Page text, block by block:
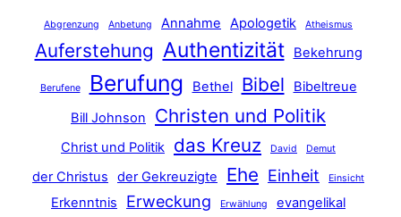
Abgrenzung Anbetung Annahme Apologetik Atheismus
Auferstehung Authentizität Bekehrung
Berufene Berufung Bethel Bibel
Bibeltreue
Bill Johnson
Christen und Politik
Christ und Politik das Kreuz David Demut
der Christus der Gekreuzigte Ehe Einheit Einsicht
Erkenntnis Erweckung Erwählung evangelikal